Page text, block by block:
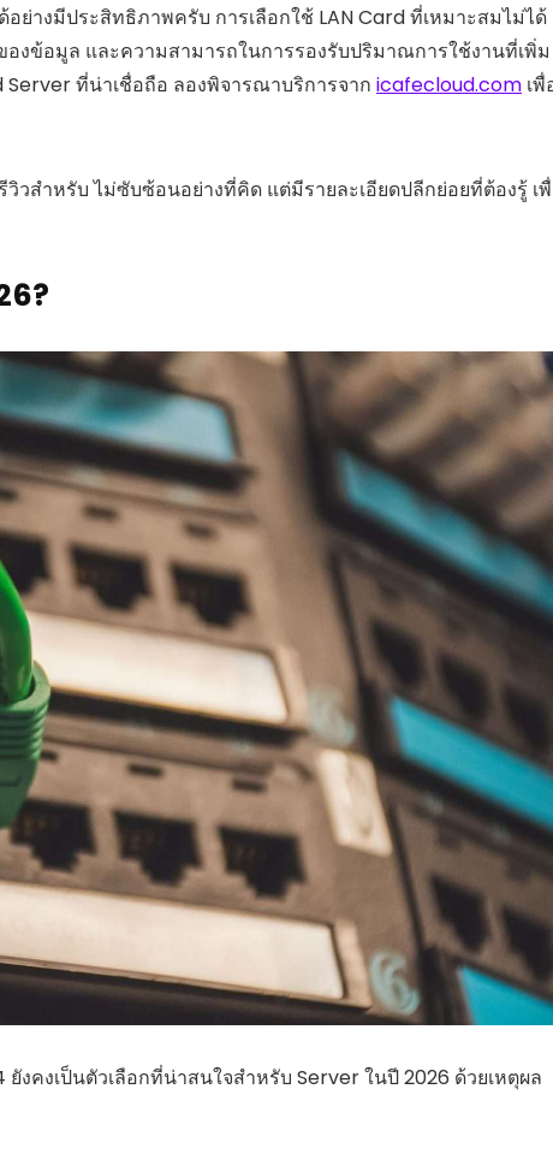
ย่างมีประสิทธิภาพครับ การเลือกใช้ LAN Card ที่เหมาะสมไม่ได้
งข้อมูล และความสามารถในการรองรับปริมาณการใช้งานที่เพิ่ม
ที่น่าเชื่อถือ ลองพิจารณาบริการจาก icafecloud.com เพื่
วสำหรับ ไม่ซับซ้อนอย่างที่คิด แต่มีรายละเอียดปลีกย่อยที่ต้องรู้ เ
คงเป็นตัวเลือกที่น่าสนใจสำหรับ Server ในปี 2026 ด้วยเหตุผล